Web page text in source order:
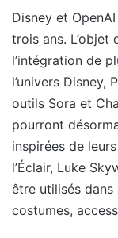
Disney et
trois ans.
l’intégration de
l’univers Disney,
outils Sora et
pourront
inspirées de
l’Éclair, Luke
être utilisés dans
costumes,